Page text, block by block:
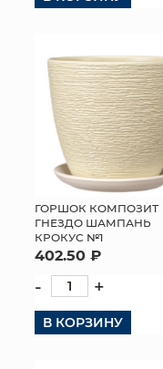
ГОРШОК КОМПОЗИТ
ГНЕЗДО ШАМПАНЬ
КРОКУС №1
402.50 ₽
- +
В КОРЗИНУ